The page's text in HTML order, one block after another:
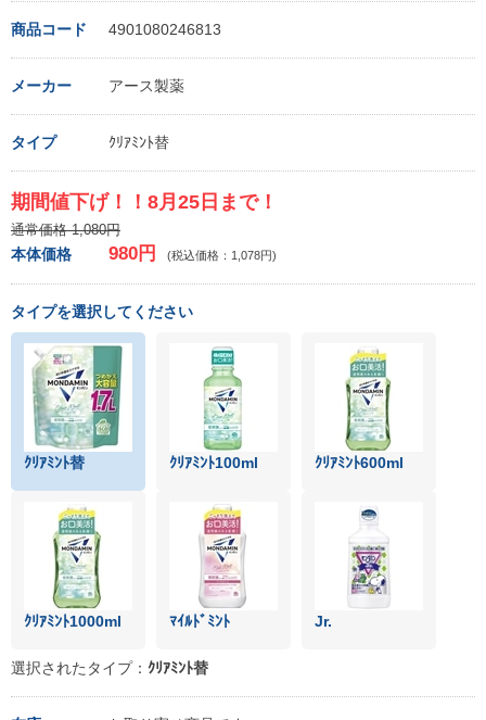
商品コード 4901080246813
メーカー アース製薬
タイプ ｸﾘｱﾐﾝﾄ替
期間値下げ！！8月25日まで！
通常価格 1,080円
本体価格 980円 (税込価格：1,078円)
タイプを選択してください
ｸﾘｱﾐﾝﾄ替 ｸﾘｱﾐﾝﾄ100ml ｸﾘｱﾐﾝﾄ600ml
ｸﾘｱﾐﾝﾄ1000ml ﾏｲﾙﾄﾞﾐﾝﾄ Jr.
選択されたタイプ： ｸﾘｱﾐﾝﾄ替